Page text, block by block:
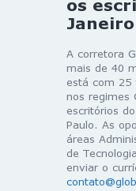
os
A corretora
mais de 40
está com 25
nos regimes
escritórios
Paulo. As
áreas
de
enviar o